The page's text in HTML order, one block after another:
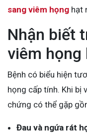
sang viêm họng hạt
Nhận biết
viêm họng
Bệnh có biểu hiện
họng cấp tính. Khi bị
chứng có thể gặp
Đau và ngứa rát